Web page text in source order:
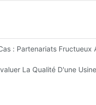
: Partenariats
La Qualité D'une